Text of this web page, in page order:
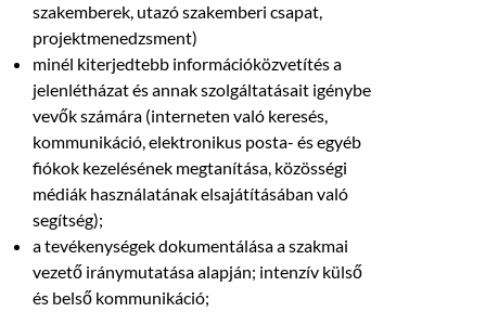
szakemberek, utazó szakemberi csapat,
projektmenedzsment)
minél kiterjedtebb információközvetítés a
jelenlétházat és annak szolgáltatásait igénybe
vevők számára (interneten való keresés,
kommunikáció, elektronikus posta- és egyéb
fiókok kezelésének megtanítása, közösségi
médiák használatának elsajátításában való
segítség);
a tevékenységek dokumentálása a szakmai
vezető iránymutatása alapján; intenzív külső
és belső kommunikáció;